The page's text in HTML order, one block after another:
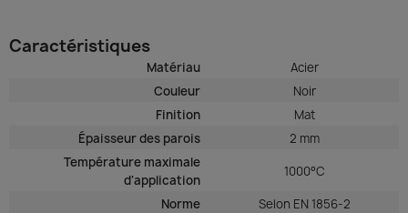
Caractéristiques
Matériau
Acier
Couleur
Noir
Finition
Mat
Épaisseur des parois
2 mm
Température maximale
d'application
1000°C
Norme
Selon EN 1856-2